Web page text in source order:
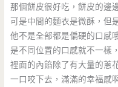
那個餅皮很好吃，餅皮的邊
可是中間的麵衣是微酥，但
他不是全部都是偏硬的口感
是不同位置的口感就不一樣
裡面的內餡除了有大量的蔥
一口咬下去，滿滿的幸福感